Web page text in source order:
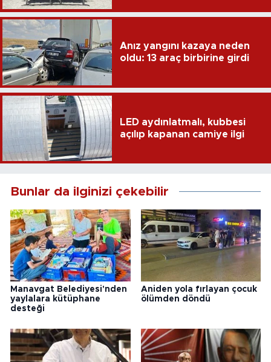
Anız yangını kazaya neden
oldu: 13 araç birbirine girdi
LED aydınlatmalı, kubbesi
açılıp kapanan camiye ilgi
Bunlar da ilginizi çekebilir
Manavgat Belediyesi'nden
yaylalara kütüphane
desteği
Aniden yola fırlayan çocuk
ölümden döndü